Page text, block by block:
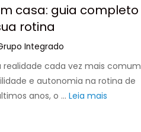
casa: guia completo
rotina
Integrado
realidade cada vez mais comum
e autonomia na rotina de
anos, o … Leia mais